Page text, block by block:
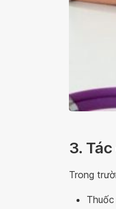
3.
Trong